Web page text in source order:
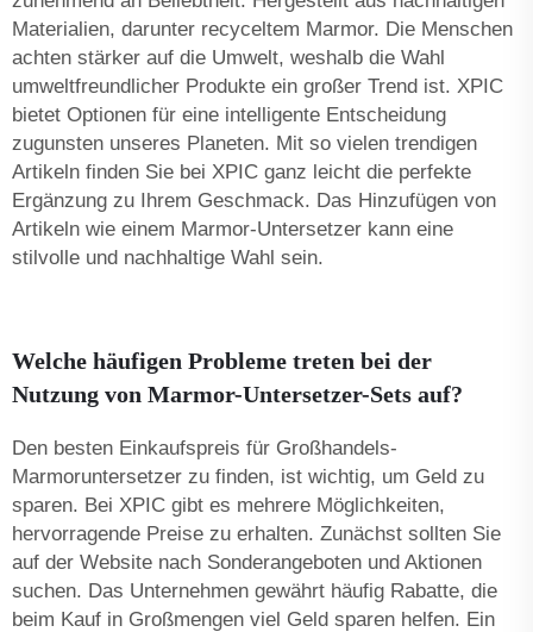
Materialien, darunter recyceltem Marmor. Die Menschen
achten stärker auf die Umwelt, weshalb die Wahl
umweltfreundlicher Produkte ein großer Trend ist. XPIC
bietet Optionen für eine intelligente Entscheidung
zugunsten unseres Planeten. Mit so vielen trendigen
Artikeln finden Sie bei XPIC ganz leicht die perfekte
Ergänzung zu Ihrem Geschmack. Das Hinzufügen von
Artikeln wie einem Marmor-Untersetzer kann eine
stilvolle und nachhaltige Wahl sein.
Welche häufigen Probleme treten bei der
Nutzung von Marmor-Untersetzer-Sets auf?
Den besten Einkaufspreis für Großhandels-
Marmoruntersetzer zu finden, ist wichtig, um Geld zu
sparen. Bei XPIC gibt es mehrere Möglichkeiten,
hervorragende Preise zu erhalten. Zunächst sollten Sie
auf der Website nach Sonderangeboten und Aktionen
suchen. Das Unternehmen gewährt häufig Rabatte, die
beim Kauf in Großmengen viel Geld sparen helfen. Ein